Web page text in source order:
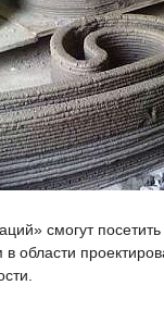
смогут